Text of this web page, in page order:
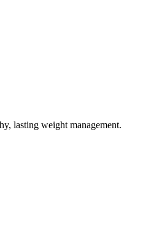
lasting weight management.